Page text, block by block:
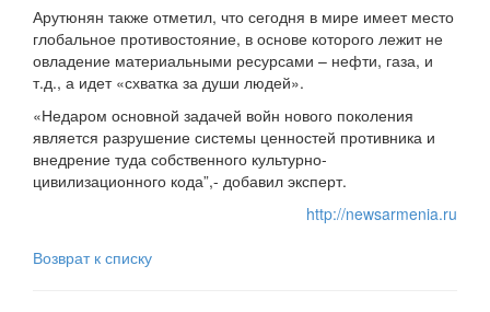
Арутюнян также отметил, что сегодня в мире имеет место
глобальное противостояние, в основе которого лежит не
овладение материальными ресурсами – нефти, газа, и
т.д., а идет «схватка за души людей».
«Недаром основной задачей войн нового поколения
является разрушение системы ценностей противника и
внедрение туда собственного культурно-
цивилизационного кода”,- добавил эксперт.
http://newsarmenia.ru
Возврат к списку